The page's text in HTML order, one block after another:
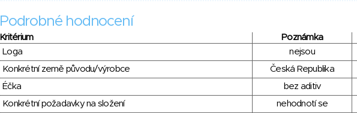
Podrobné hodnocení
Kritérium Poznámka
Loga
nejsou
Konkrétní země původu/výrobce
Česká Republika
Éčka
bez aditiv
Konkrétní požadavky na složení
nehodnotí se